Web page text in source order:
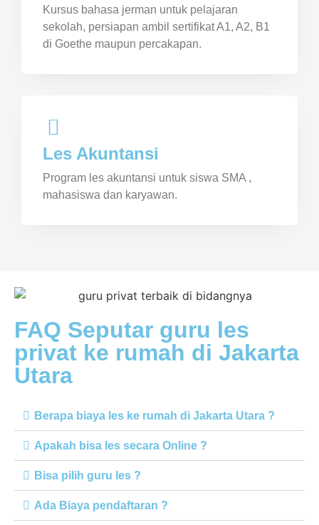
Kursus bahasa jerman untuk pelajaran
sekolah, persiapan ambil sertifikat A1, A2, B1
di Goethe maupun percakapan.
Les Akuntansi
Program les akuntansi untuk siswa SMA ,
mahasiswa dan karyawan.
FAQ Seputar guru les
privat ke rumah di Jakarta
Utara
Berapa biaya les ke rumah di Jakarta Utara ?
Apakah bisa les secara Online ?
Bisa pilih guru les ?
Ada Biaya pendaftaran ?